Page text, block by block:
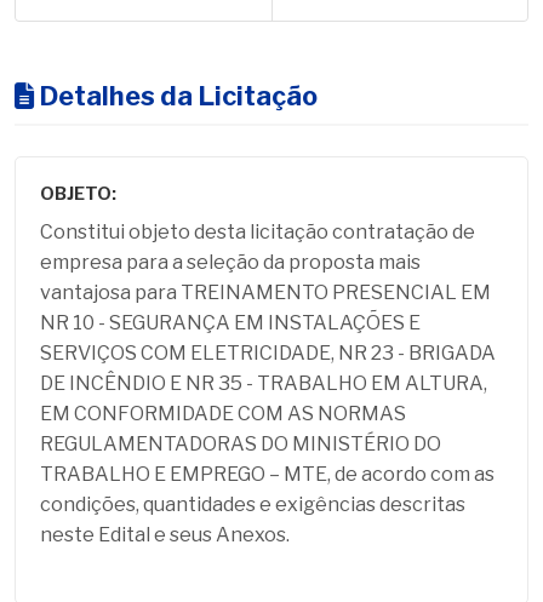
Detalhes da Licitação
OBJETO:
Constitui objeto desta licitação contratação de
empresa para a seleção da proposta mais
vantajosa para TREINAMENTO PRESENCIAL EM
NR 10 - SEGURANÇA EM INSTALAÇÕES E
SERVIÇOS COM ELETRICIDADE, NR 23 - BRIGADA
DE INCÊNDIO E NR 35 - TRABALHO EM ALTURA,
EM CONFORMIDADE COM AS NORMAS
REGULAMENTADORAS DO MINISTÉRIO DO
TRABALHO E EMPREGO – MTE, de acordo com as
condições, quantidades e exigências descritas
neste Edital e seus Anexos.